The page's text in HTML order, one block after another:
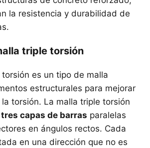
la resistencia y durabilidad de
triple torsión
es un tipo de malla
estructurales para mejorar
torsión. La malla triple torsión
tres capas de barras paralelas
en ángulos rectos. Cada
en una dirección que no es